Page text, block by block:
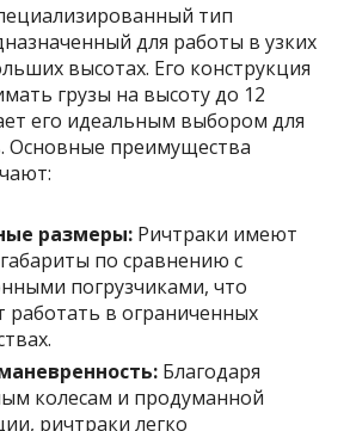
тип
для работы в узких
высотах. Его конструкция
грузы на высоту до 12
его идеальным выбором для
Основные преимущества
размеры: Ричтраки имеют
по сравнению с
погрузчиками, что
работать в ограниченных
Благодаря
колесам и продуманной
ричтраки легко